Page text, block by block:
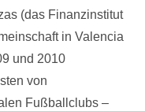
(das Finanzinstitut
in Valencia
und 2010
von
Fußballclubs –